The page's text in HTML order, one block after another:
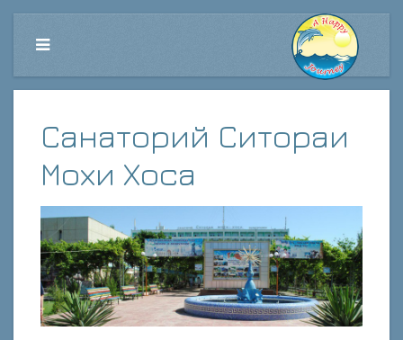
Санаторий Ситораи
Мохи Хоса